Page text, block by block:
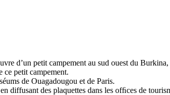
d’un petit campement au sud ouest du
ce petit campement.
de Ouagadougou et de Paris.
diffusant des plaquettes dans les ofﬁces de